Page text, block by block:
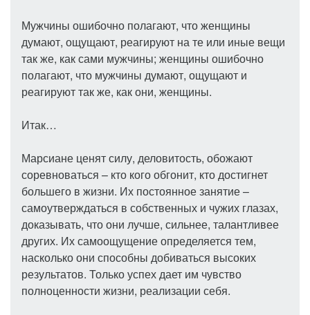
Мужчины ошибочно полагают, что женщины
думают, ощущают, реагируют на те или иные вещи
так же, как сами мужчины; женщины ошибочно
полагают, что мужчины думают, ощущают и
реагируют так же, как они, женщины.
Итак…
Марсиане ценят силу, деловитость, обожают
соревноваться – кто кого обгонит, кто достигнет
большего в жизни. Их постоянное занятие –
самоутверждаться в собственных и чужих глазах,
доказывать, что они лучше, сильнее, талантливее
других. Их самоощущение определяется тем,
насколько они способны добиваться высоких
результатов. Только успех дает им чувство
полноценности жизни, реализации себя.